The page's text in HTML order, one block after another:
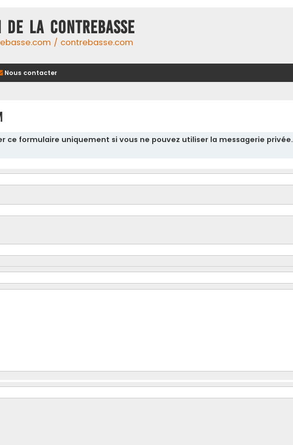
DE LA CONTREBASSE
/ contrebasse.com
Nous contacter
ce formulaire uniquement si vous ne pouvez utiliser la messagerie privée.